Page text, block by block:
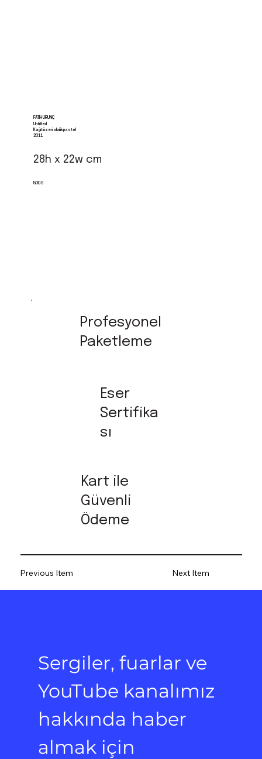
FATIH URUNÇ
Untitled
2011
28h x 22w cm
Kağıt üzeri akrilik pastel
500 €
Profesyonel
Paketleme
Eser
Sertifika
sı
Kart ile
Güvenli
Ödeme
Previous Item Next Item
Sergiler, fuarlar ve
YouTube kanalımız
hakkında haber
almak için